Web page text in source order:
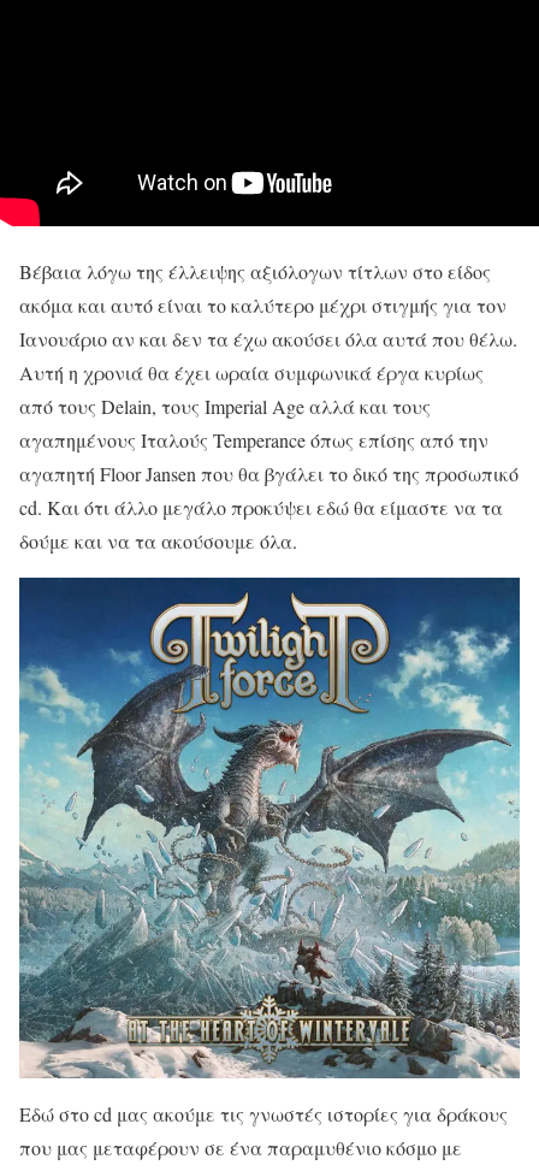
Βέβαια λόγω της έλλειψης αξιόλογων τίτλων στο είδος
ακόμα και αυτό είναι το καλύτερο μέχρι στιγμής για τον
Ιανουάριο αν και δεν τα έχω ακούσει όλα αυτά που θέλω.
Αυτή η χρονιά θα έχει ωραία συμφωνικά έργα κυρίως
από τους Delain, τους Imperial Age αλλά και τους
αγαπημένους Ιταλούς Temperance όπως επίσης από την
αγαπητή Floor Jansen που θα βγάλει το δικό της προσωπικό
cd. Και ότι άλλο μεγάλο προκύψει εδώ θα είμαστε να τα
δούμε και να τα ακούσουμε όλα.
Εδώ στο cd μας ακούμε τις γνωστές ιστορίες για δράκους
που μας μεταφέρουν σε ένα παραμυθένιο κόσμο με